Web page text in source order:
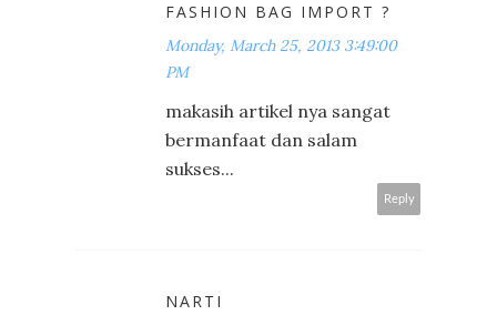
FASHION BAG IMPORT ?
Monday, March 25, 2013 3:49:00
PM
makasih artikel nya sangat
bermanfaat dan salam
sukses...
Reply
NARTI